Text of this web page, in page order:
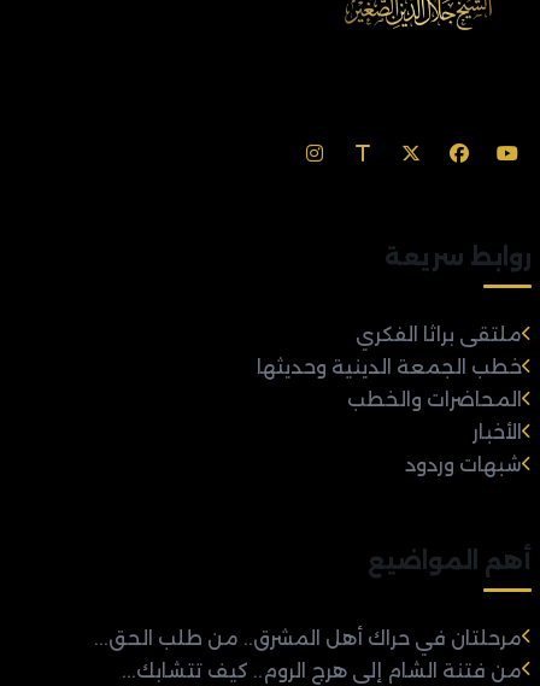
روابط سريعة
ملتقى براثا الفكري
خطب الجمعة الدينية وحديثها
المحاضرات والخطب
الأخبار
شبهات وردود
أهم المواضيع
مرحلتان في حراك أهل المشرق.. من طلب الحق...
من فتنة الشام إلى هرج الروم.. كيف تتشابك...